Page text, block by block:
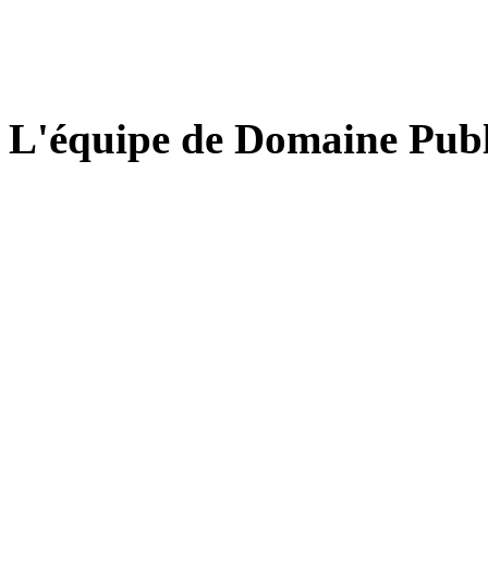
L'équipe de Domaine